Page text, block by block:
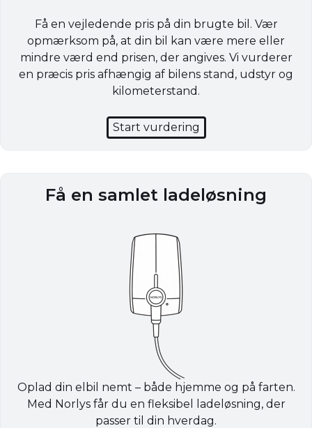
Få en vejledende pris på din brugte bil. Vær
opmærksom på, at din bil kan være mere eller
mindre værd end prisen, der angives. Vi vurderer
en præcis pris afhængig af bilens stand, udstyr og
kilometerstand.
Start vurdering
Få en samlet ladeløsning
Oplad din elbil nemt – både hjemme og på farten.
Med Norlys får du en fleksibel ladeløsning, der
passer til din hverdag.